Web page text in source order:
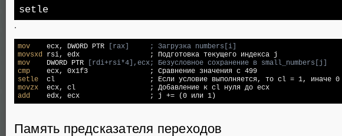
setle
.
mov
    ecx, DWORD PTR
[rax]     ; Загрузка numbers[i]
movsxd
mov
    DWORD PTR
[rdi+rsi*4],ecx; Безусловное сохранение в small_numbers[j]
cmp
setle
movzx
add
    edx, ecx                 ; j += (0 или 1)
Память предсказателя переходов